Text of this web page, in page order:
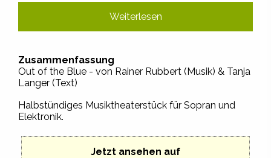
Weiterlesen
Zusammenfassung
Out of the Blue - von Rainer Rubbert (Musik) & Tanja
Langer (Text)
Halbstündiges Musiktheaterstück für Sopran und
Elektronik.
Jetzt ansehen auf